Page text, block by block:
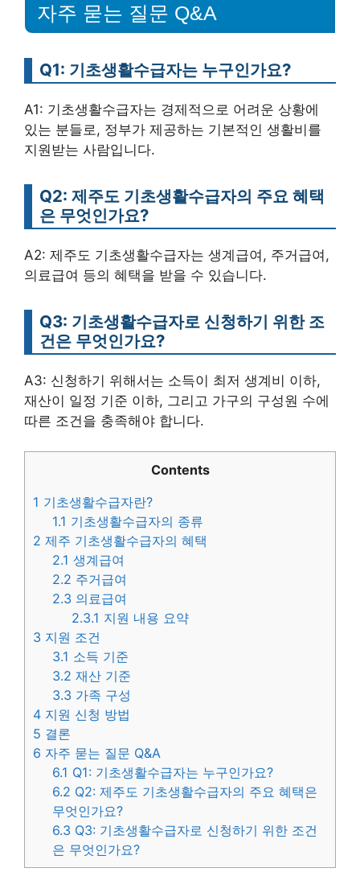
자주 묻는 질문 Q&A
Q1: 기초생활수급자는 누구인가요?
A1: 기초생활수급자는 경제적으로 어려운 상황에
있는 분들로, 정부가 제공하는 기본적인 생활비를
지원받는 사람입니다.
Q2: 제주도 기초생활수급자의 주요 혜택
은 무엇인가요?
A2: 제주도 기초생활수급자는 생계급여, 주거급여,
의료급여 등의 혜택을 받을 수 있습니다.
Q3: 기초생활수급자로 신청하기 위한 조
건은 무엇인가요?
A3: 신청하기 위해서는 소득이 최저 생계비 이하,
재산이 일정 기준 이하, 그리고 가구의 구성원 수에
따른 조건을 충족해야 합니다.
Contents
1 기초생활수급자란?
1.1 기초생활수급자의 종류
2 제주 기초생활수급자의 혜택
2.1 생계급여
2.2 주거급여
2.3 의료급여
2.3.1 지원 내용 요약
3 지원 조건
3.1 소득 기준
3.2 재산 기준
3.3 가족 구성
4 지원 신청 방법
5 결론
6 자주 묻는 질문 Q&A
6.1 Q1: 기초생활수급자는 누구인가요?
6.2 Q2: 제주도 기초생활수급자의 주요 혜택은
무엇인가요?
6.3 Q3: 기초생활수급자로 신청하기 위한 조건
은 무엇인가요?